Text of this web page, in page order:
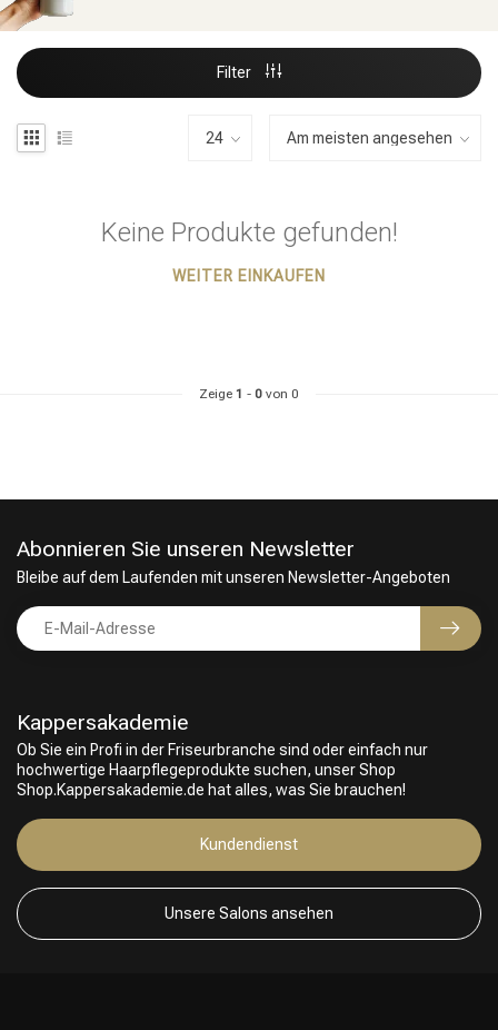
Filter
Keine Produkte gefunden!
WEITER EINKAUFEN
Zeige 1 - 0 von 0
Kappersakademie
Ob Sie ein Profi in der Friseurbranche sind oder einfach nur
hochwertige Haarpflegeprodukte suchen, unser Shop
Shop.Kappersakademie.de hat alles, was Sie brauchen!
Kundendienst
Unsere Salons ansehen
Abonnieren Sie unseren Newsletter
Bleibe auf dem Laufenden mit unseren Newsletter-Angeboten